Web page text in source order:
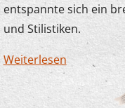
entspannte sich ein
und Stilistiken.
Weiterlesen über
begeisterte